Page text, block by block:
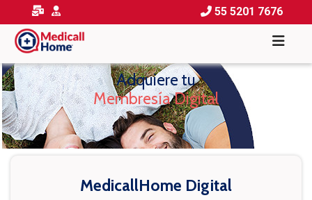
55 5201 7676
Adquiere tu
Membresía Digital
MedicallHome Digital